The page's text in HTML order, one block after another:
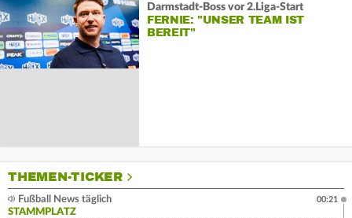
Darmstadt-Boss vor 2.Liga-Start
FERNIE: "UNSER TEAM IST
BEREIT"
THEMEN-TICKER
Fußball News täglich
STAMMPLATZ
00:21